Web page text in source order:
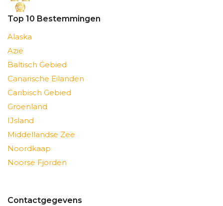
Top 10 Bestemmingen
Alaska
Azië
Baltisch Gebied
Canarische Eilanden
Caribisch Gebied
Groenland
IJsland
Middellandse Zee
Noordkaap
Noorse Fjorden
Contactgegevens